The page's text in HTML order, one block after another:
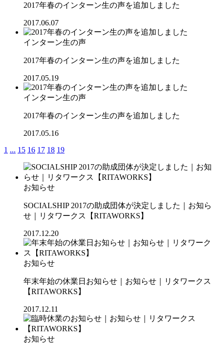
2017年春のインターン生の声を追加しました
2017.06.07
インターン生の声
2017年春のインターン生の声を追加しました
2017.05.19
インターン生の声
2017年春のインターン生の声を追加しました
2017.05.16
1 ... 15 16 17 18 19
お知らせ
SOCIALSHIP 2017の助成団体が決定しました｜お知ら
せ｜リタワークス【RITAWORKS】
2017.12.20
お知らせ
年末年始の休業日お知らせ｜お知らせ｜リタワークス
【RITAWORKS】
2017.12.11
お知らせ